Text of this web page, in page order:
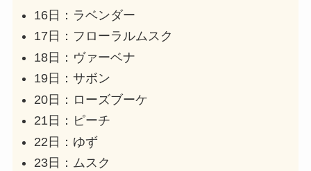
16日：ラベンダー
17日：フローラルムスク
18日：ヴァーベナ
19日：サボン
20日：ローズブーケ
21日：ピーチ
22日：ゆず
23日：ムスク